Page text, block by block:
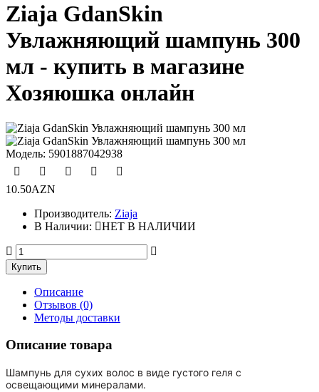
Ziaja GdanSkin
Увлажняющий шампунь 300
мл - купить в магазине
Хозяюшка онлайн
Модель: 5901887042938
10.50AZN
Производитель: Ziaja
В Наличии:
НЕТ В НАЛИЧИИ
Описание
Отзывов (0)
Методы доставки
Описание товара
Шампунь для сухих волос в виде густого геля с
освещающими минералами.